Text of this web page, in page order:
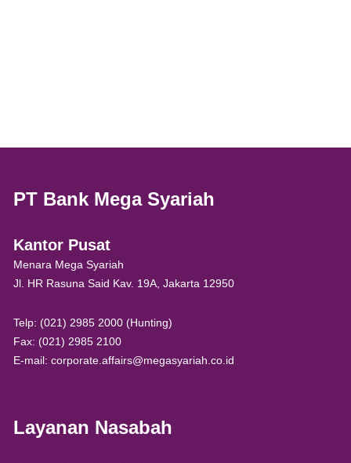
PT Bank Mega Syariah
Kantor Pusat
Menara Mega Syariah
Jl. HR Rasuna Said Kav. 19A, Jakarta 12950
Telp: (021) 2985 2000 (Hunting)
Fax: (021) 2985 2100
E-mail: corporate.affairs@megasyariah.co.id
Layanan Nasabah